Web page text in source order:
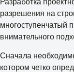
разрешения на
многоступенчатый
внимательного
Сначала
котором четко